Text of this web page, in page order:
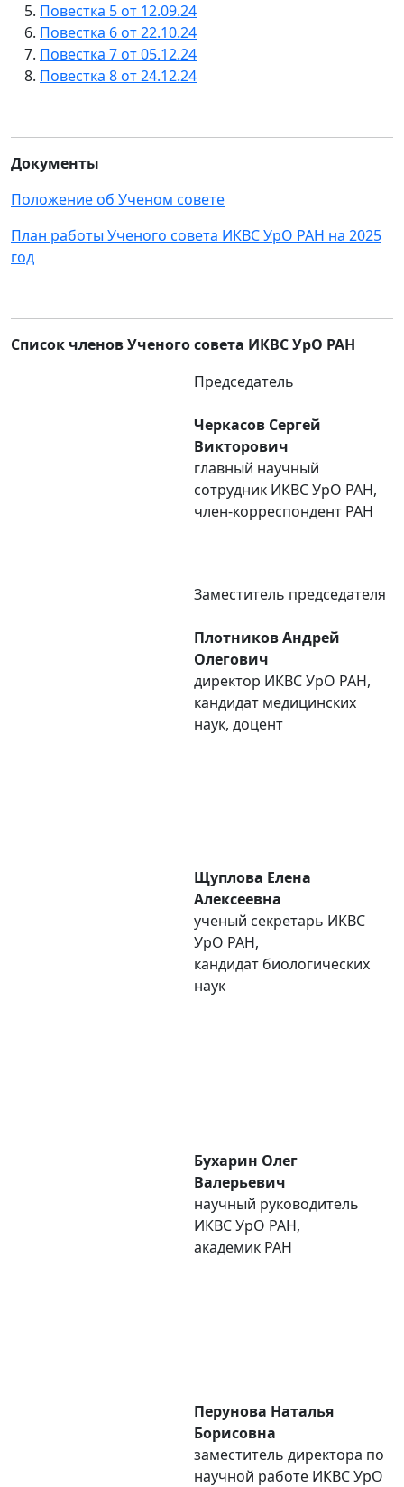
Повестка 5 от 12.09.24
Повестка 6 от 22.10.24
Повестка 7 от 05.12.24
Повестка 8 от 24.12.24
Документы
Положение об Ученом совете
План работы Ученого совета ИКВС УрО РАН на 2025
год
Список членов Ученого совета ИКВС УрО РАН
Председатель
Черкасов Сергей
Викторович
главный научный
сотрудник ИКВС УpO РАН,
член-корреспондент РАН
Заместитель председателя
Плотников Андрей
Олегович
директор ИКВС УpO РАН,
кандидат медицинских
наук, доцент
Щуплова Елена
Алексеевна
ученый секретарь ИКВС
УpO РАН,
кандидат биологических
наук
Бухарин Олег
Валерьевич
научный руководитель
ИКВС УpO РАН,
академик РАН
Перунова Наталья
Борисовна
заместитель директора по
научной работе ИКВС УpO